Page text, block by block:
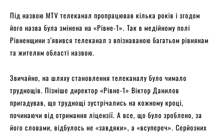
Під назвою MTV телеканал пропрацював кілька років і згодом
його назва була змінена на «Рівне-1». Так в медійному полі
Рівненщини з’явився телеканал з впізнаваною багатьом рівнянам
та жителям області назвою.
Звичайно, на шляху становлення телеканалу було чимало
труднощів. Пізніше директор «Рівне-1» Віктор Данилов
пригадував, що труднощі зустрічались на кожному кроці,
починаючи від отримання ліцензії. А все, що було зроблено, за
його словами, відбулось не «завдяки», а «всупереч». Серйозних